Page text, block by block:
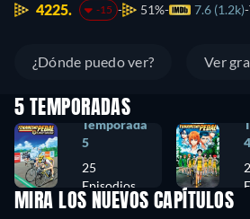
4225.
-15 51% 7.6 (1.2k)
¿Dónde puedo ver? Ver
5 TEMPORADAS
Temporada
5
25
Episodios
4
MIRA LOS NUEVOS CAPÍTULOS